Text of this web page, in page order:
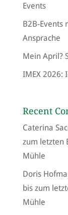
Events
B2B-Events
Ansprache
Mein April?
IMEX 2026:
Recent
Caterina
zum letzten
Mühle
Doris
bis zum
Mühle